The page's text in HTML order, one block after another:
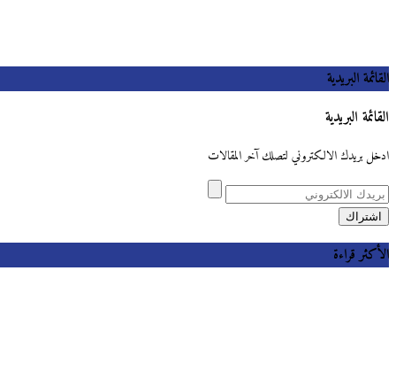
القائمة البريدية
القائمة البريدية
ادخل بريدك الالكتروني لتصلك آخر المقالات
الأكثر قراءة